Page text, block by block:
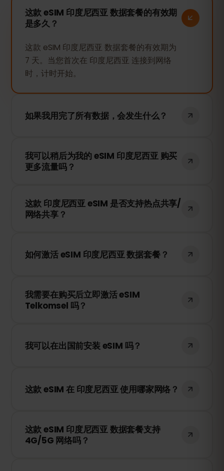
这款 eSIM 印度尼西亚 数据套餐的有效期
是多久？
这款 eSIM 印度尼西亚 数据套餐的有效期为
7 天。当您首次在 印度尼西亚 连接到网络
时，计时开始。
如果我用完了所有数据，会发生什么？
停。您可以随时在 eSIMFOX 账户中充值，
以继续使用移动数据。
我可以稍后为我的 eSIM 印度尼西亚 购买
更多流量吗？
安装。只需登录您的账户，选择所需的流量
即可。
这款 印度尼西亚 eSIM 是否支持热点共享/
网络共享？
或 WiFi 热点与其他设备共享您的移动数据。
如何激活 eSIM 印度尼西亚 数据套餐？
设备 eSIM 设置中扫描二维码，即可立即激
活，无需更换 SIM 卡！
我需要在购买后立即激活 eSIM
Telkomsel 吗？
首次连接到 Telkomsel 的网络时才会开始计
我可以在出国前安装 eSIM 吗？
保顺利使用。但是请注意，不要在 印度尼西
这款 eSIM 在 印度尼西亚 使用哪家网络？
网络，例如 Telkomsel，为您提供稳定快速
的移动互联网服务。
这款 eSIM 印度尼西亚 数据套餐支持
4G/5G 网络吗？